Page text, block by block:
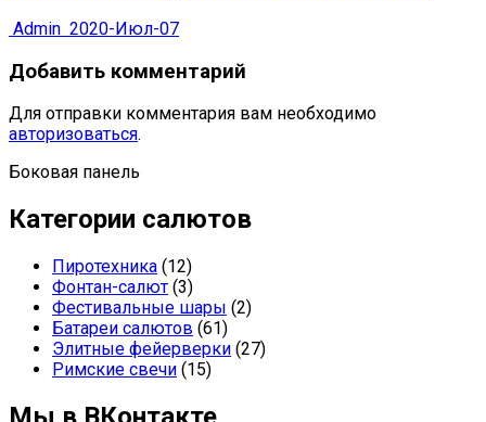
Admin 2020-Июл-07
Добавить комментарий
Для отправки комментария вам необходимо
авторизоваться.
Боковая панель
Категории салютов
Пиротехника (12)
Фонтан-салют (3)
Фестивальные шары (2)
Батареи салютов (61)
Элитные фейерверки (27)
Римские свечи (15)